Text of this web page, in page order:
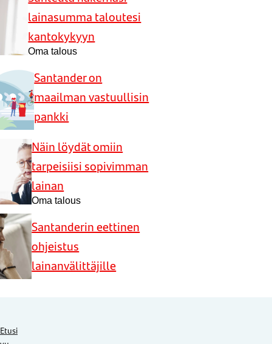
lainasumma taloutesi
kantokykyyn
Oma talous
Santander on
maailman vastuullisin
pankki
Näin löydät omiin
tarpeisiisi sopivimman
lainan
Oma talous
Santanderin eettinen
ohjeistus
lainanvälittäjille
Etusi